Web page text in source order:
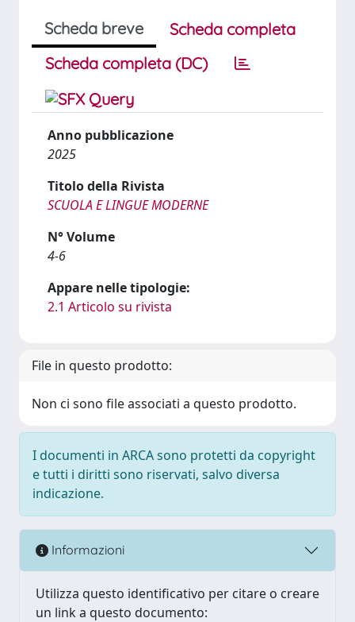
Scheda breve
Scheda completa
Scheda completa (DC)
Anno pubblicazione
2025
Titolo della Rivista
SCUOLA E LINGUE MODERNE
N° Volume
4-6
Appare nelle tipologie:
2.1 Articolo su rivista
File in questo prodotto:
Non ci sono file associati a questo prodotto.
I documenti in ARCA sono protetti da copyright
e tutti i diritti sono riservati, salvo diversa
indicazione.
Informazioni
Utilizza questo identificativo per citare o creare
un link a questo documento: